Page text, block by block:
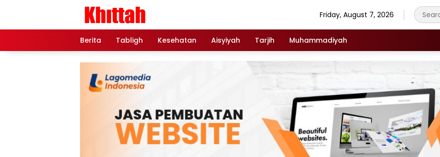
Friday, August 7, 2026
Berita Tabligh Kesehatan Aisyiyah Tarjih Muhammadiyah